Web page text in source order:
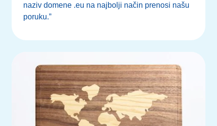
naziv domene .eu na najbolji način prenosi našu
poruku.”